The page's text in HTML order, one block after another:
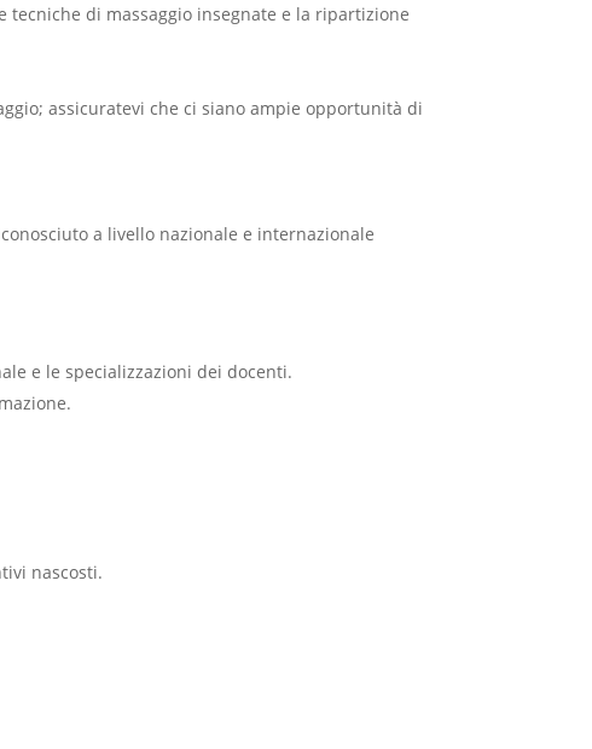
di massaggio insegnate e la ripartizione
assicuratevi che ci siano ampie opportunità di
a livello nazionale e internazionale
e le specializzazioni dei docenti.
nascosti.